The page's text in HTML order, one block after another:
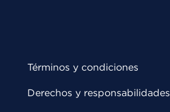
Términos y condiciones
Derechos y responsabilidades